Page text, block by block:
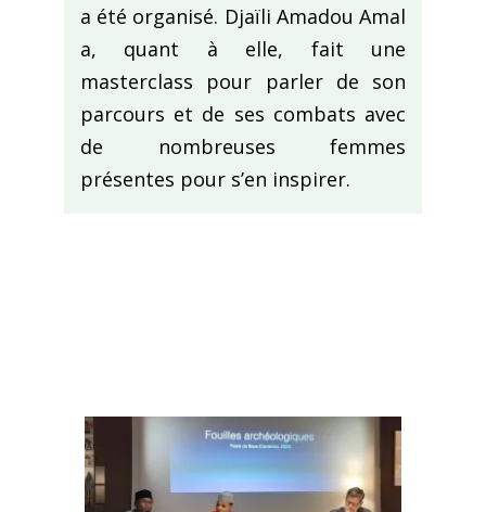
a été organisé. Djaïli Amadou Amal
a, quant à elle, fait une
masterclass pour parler de son
parcours et de ses combats avec
de nombreuses femmes
présentes pour s’en inspirer.